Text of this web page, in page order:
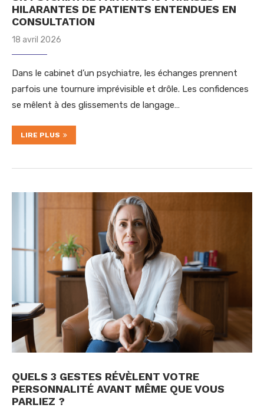
HILARANTES DE PATIENTS ENTENDUES EN
CONSULTATION
18 avril 2026
Dans le cabinet d’un psychiatre, les échanges prennent
parfois une tournure imprévisible et drôle. Les confidences
se mêlent à des glissements de langage…
LIRE PLUS
QUELS 3 GESTES RÉVÈLENT VOTRE
PERSONNALITÉ AVANT MÊME QUE VOUS
PARLIEZ ?